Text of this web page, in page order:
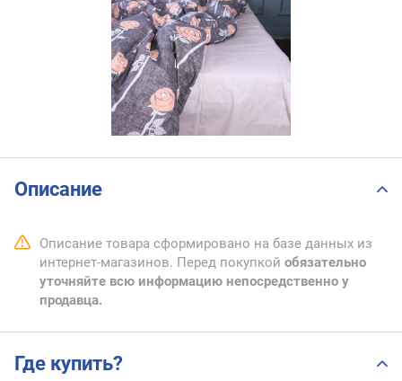
Описание
Описание товара сформировано на базе данных из
интернет-магазинов. Перед покупкой обязательно
уточняйте всю информацию непосредственно у
продавца.
Где купить?